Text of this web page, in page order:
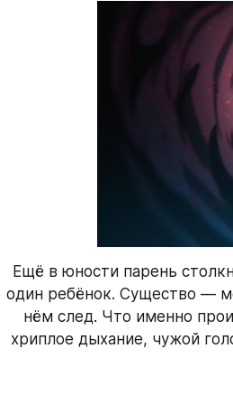
Ещё в юности парень
один ребёнок. Существо —
нём след. Что именно
хриплое дыхание, чужой